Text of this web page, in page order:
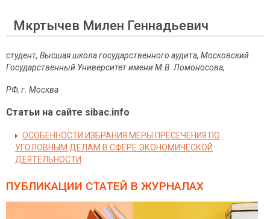
Мкртычев Милен Геннадьевич
студент, Высшая школа государственного аудита, Московский
Государственный Университет имени М.В. Ломоносова,
РФ, г. Москва
Статьи на сайте sibac.info
ОСОБЕННОСТИ ИЗБРАНИЯ МЕРЫ ПРЕСЕЧЕНИЯ ПО
УГОЛОВНЫМ ДЕЛАМ В СФЕРЕ ЭКОНОМИЧЕСКОЙ
ДЕЯТЕЛЬНОСТИ
ПУБЛИКАЦИИ СТАТЕЙ В ЖУРНАЛАХ